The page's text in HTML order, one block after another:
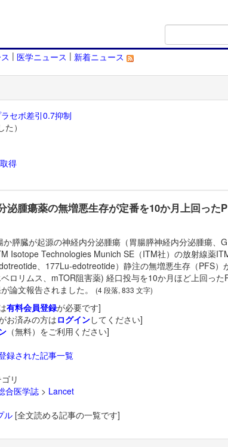
| 医学ニュース | 新着ニュース
セボ差引0.7抑制
）
得
泌腫瘍薬の無増悪生存が定番を10か月上回った
膵臓が起源の神経内分泌腫瘍（胃腸膵神経内分泌腫瘍、
Isotope Technologies Munich SE（ITM社）の放射線薬
、177Lu-edotreotide）静注の無増悪生存（PFS）
ロリムス、mTOR阻害薬) 経口投与を10か月ほど上回った
論文報告されました。
(4 段落, 833 文字)
有料会員登録が必要です]
お済みの方はログインしてください]
（無料）をご利用ください]
録された記事一覧
リ
合医学誌> Lancet
ル[全文読める記事の一覧です]